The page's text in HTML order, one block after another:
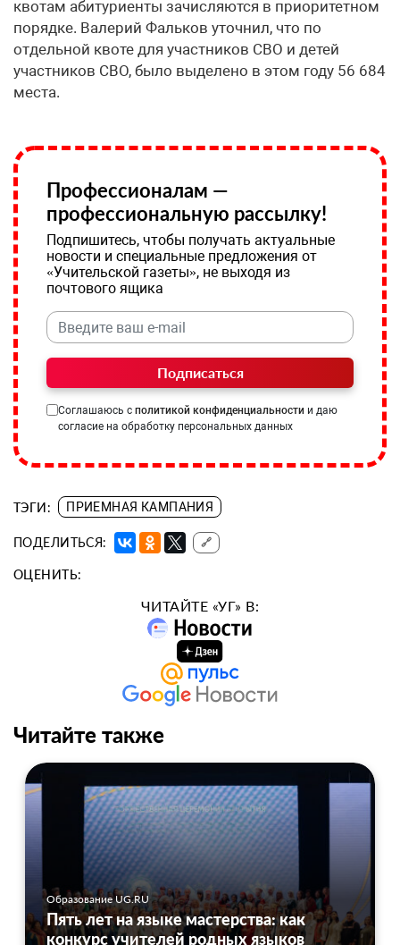
квотам абитуриенты зачисляются в приоритетном
порядке. Валерий Фальков уточнил, что по
отдельной квоте для участников СВО и детей
участников СВО, было выделено в этом году 56 684
места.
Профессионалам —
профессиональную рассылку!
Подпишитесь, чтобы получать актуальные
новости и специальные предложения от
«Учительской газеты», не выходя из
почтового ящика
Подписаться
Соглашаюсь с политикой конфиденциальности и даю
согласие на обработку персональных данных
ТЭГИ: ПРИЕМНАЯ КАМПАНИЯ
ПОДЕЛИТЬСЯ: 🔗
ОЦЕНИТЬ:
ЧИТАЙТЕ «УГ» В:
Читайте также
Образование UG.RU
Пять лет на языке мастерства: как
конкурс учителей родных языков